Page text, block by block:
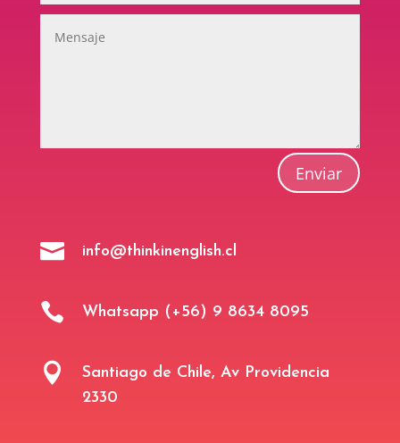
Enviar
 info@thinkinenglish.cl
 Whatsapp (+56) 9 8634 8095

Santiago de Chile, Av Providencia
2330